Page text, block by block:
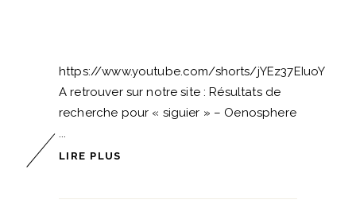
https://www.youtube.com/shorts/jYEz37EIuoY
A retrouver sur notre site : Résultats de
recherche pour « siguier » – Oenosphere
LIRE PLUS